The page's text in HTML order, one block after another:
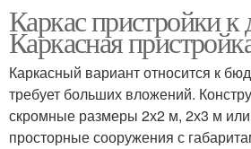
Каркас пристройки к
Каркасная
Каркасный вариант относится к
требует больших вложений.
скромные размеры 2х2 м, 2х3 м или
просторные сооружения с